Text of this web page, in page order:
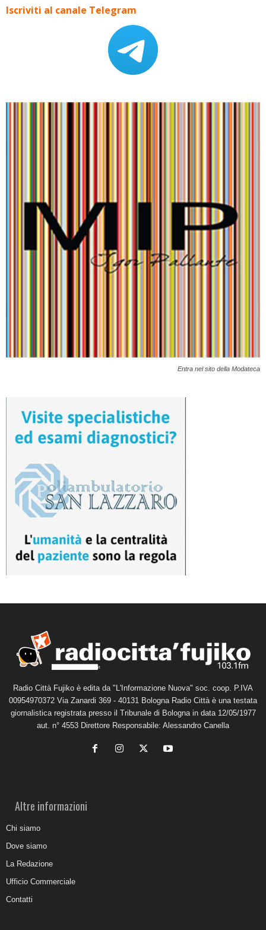
Iscriviti al canale Telegram
Entra nel sito della Modateca
Radio Città Fujiko è edita da "L'Informazione Nuova" soc. coop. P.IVA
00954970372 Via Zanardi 369 - 40131 Bologna Radio Città è una testata
giornalistica registrata presso il Tribunale di Bologna in data 12/05/1977
aut. n° 4553 Direttore Responsabile: Alessandro Canella
Altre informazioni
Chi siamo
Dove siamo
La Redazione
Ufficio Commerciale
Contatti